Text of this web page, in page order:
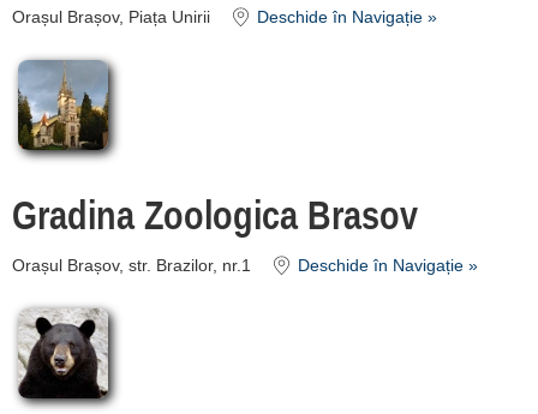
Orașul Brașov, Piața Unirii Deschide în Navigație »
Gradina Zoologica Brasov
Orașul Brașov, str. Brazilor, nr.1 Deschide în Navigație »